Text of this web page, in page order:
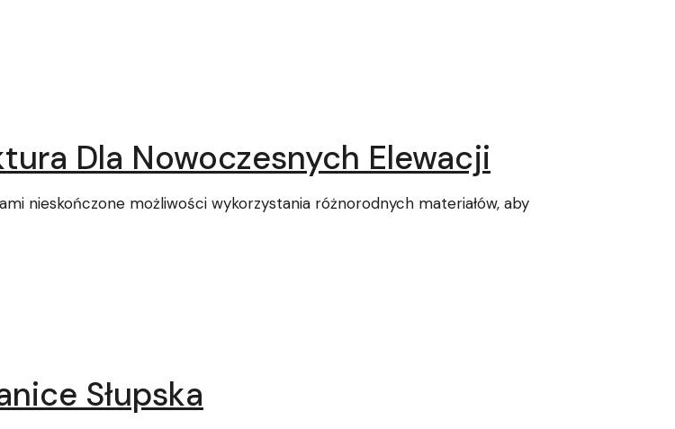
Dla Nowoczesnych Elewacji
nieskończone możliwości wykorzystania różnorodnych materiałów, aby
Słupska